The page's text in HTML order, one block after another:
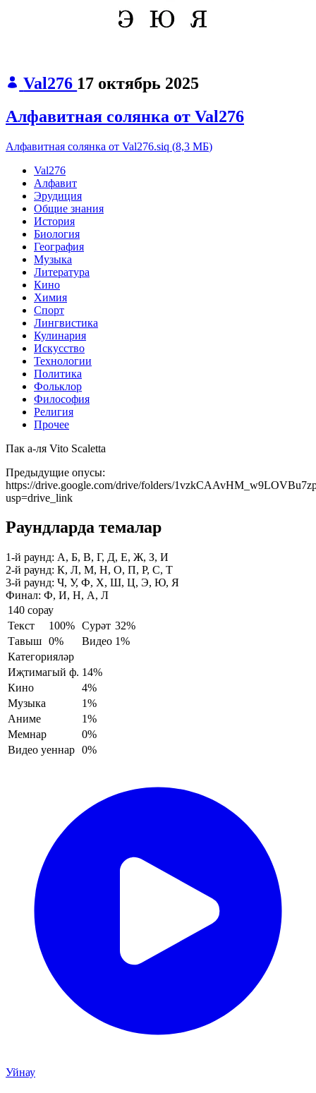
Val276 17 октябрь 2025
Алфавитная солянка от Val276
Алфавитная солянка от Val276.siq (8,3 МБ)
Val276
Алфавит
Эрудиция
Общие знания
История
Биология
География
Музыка
Литература
Кино
Химия
Спорт
Лингвистика
Кулинария
Искусство
Технологии
Политика
Фольклор
Философия
Религия
Прочее
Пак а-ля Vito Scaletta
Предыдущие опусы:
https://drive.google.com/drive/folders/
usp=drive_link
Раундларда темалар
1-й раунд: А, Б, В, Г, Д, Е, Ж, З, И
2-й раунд: К, Л, М, Н, О, П, Р, С, Т
3-й раунд: Ч, У, Ф, Х, Ш, Ц, Э, Ю, Я
Финал: Ф, И, Н, А, Л
140 сорау
Текст
100% Сурәт 32%
Тавыш 0% Видео 1%
Категорияләр
Иҗтимагый ф. 14%
Кино
4%
Музыка
1%
Аниме
1%
Мемнар
0%
Видео уеннар 0%
Уйнау